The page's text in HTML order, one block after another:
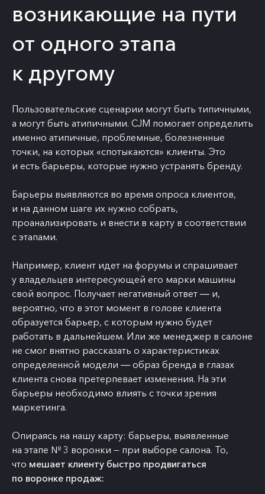
возникающие на пути
от одного этапа
к другому
Пользовательские сценарии могут быть типичными,
а могут быть атипичными. CJM помогает определить
именно атипичные, проблемные, болезненные
точки, на которых «спотыкаются» клиенты. Это
и есть барьеры, которые нужно устранять бренду.
Барьеры выявляются во время опроса клиентов,
и на данном шаге их нужно собрать,
проанализировать и внести в карту в соответствии
с этапами.
Например, клиент идет на форумы и спрашивает
у владельцев интересующей его марки машины
свой вопрос. Получает негативный ответ ― и,
вероятно, что в этот момент в голове клиента
образуется барьер, с которым нужно будет
работать в дальнейшем. Или же менеджер в салоне
не смог внятно рассказать о характеристиках
определенной модели ― образ бренда в глазах
клиента снова претерпевает изменения. На эти
барьеры необходимо влиять с точки зрения
маркетинга.
Опираясь на нашу карту: барьеры, выявленные
на этапе № 3 воронки — при выборе салона. То,
что мешает клиенту быстро продвигаться
по воронке продаж: